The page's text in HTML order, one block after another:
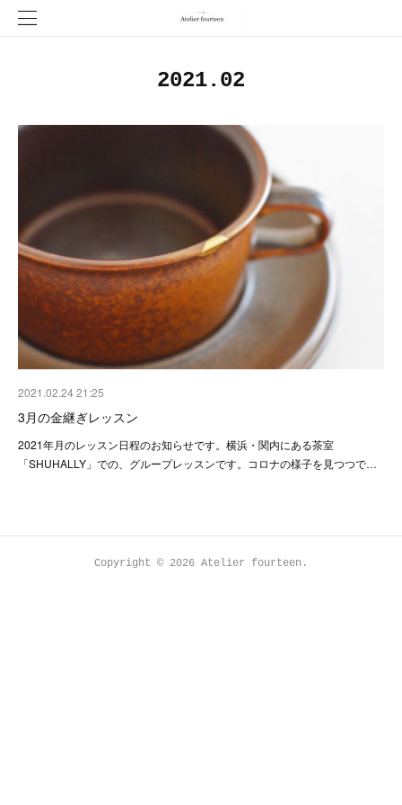
2021. 02
2021.02.24 21:25
3月の金継ぎレッスン
2021年月のレッスン日程のお知らせです。横浜・関内にある茶室
「SHUHALLY」での、グループレッスンです。コロナの様子を見つつで…
Copyright © 2026 Atelier fourteen .